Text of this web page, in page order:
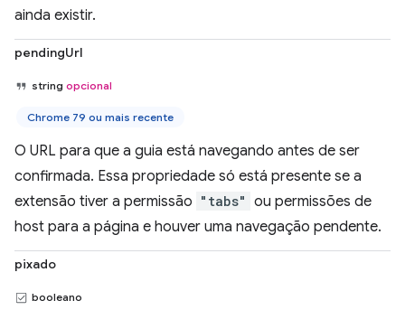
ainda existir.
pendingUrl
string opcional
Chrome 79 ou mais recente
O URL para que a guia está navegando antes de ser
confirmada. Essa propriedade só está presente se a
extensão tiver a permissão "tabs" ou permissões de
host para a página e houver uma navegação pendente.
pixado
booleano